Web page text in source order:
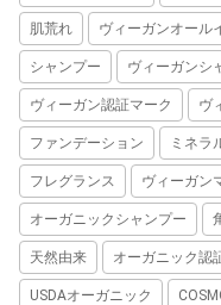
肌荒れ ヴィーガンオール
シャンプー ヴィーガンシ
ヴィーガン認証マーク ヴ
ファンデーション ミネラ
フレグランス ヴィーガン
オーガニックシャンプー
天然由来 オーガニック認
USDAオーガニック